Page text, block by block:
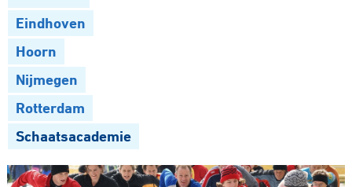
Eindhoven
Hoorn
Nijmegen
Rotterdam
Schaatsacademie